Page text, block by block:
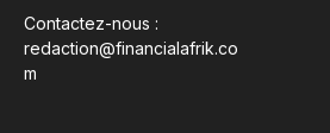
Contactez-nous :
redaction@financialafrik.co
m